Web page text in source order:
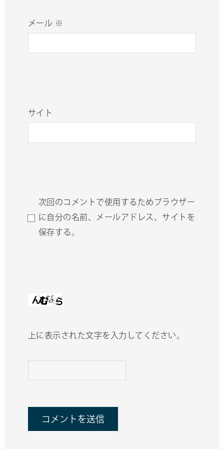
メール ※
サイト
次回のコメントで使用するためブラウザー
に自分の名前、メールアドレス、サイトを
保存する。
上に表示された文字を入力してください。